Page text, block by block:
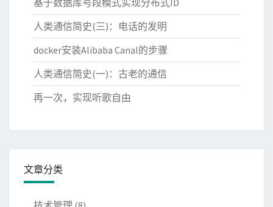
基于数据库号段模式实现分布式ID
人类通信简史(三)：电话的发明
docker安装Alibaba Canal的步骤
人类通信简史(一)：古老的通信
再一次，实现听歌自由
文章分类